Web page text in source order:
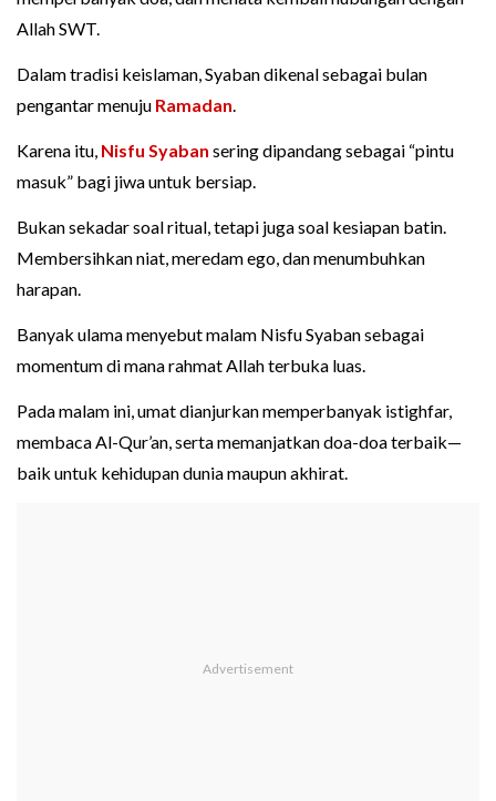
Allah SWT.
Dalam tradisi keislaman, Syaban dikenal sebagai bulan
pengantar menuju Ramadan.
Karena itu, Nisfu Syaban sering dipandang sebagai “pintu
masuk” bagi jiwa untuk bersiap.
Bukan sekadar soal ritual, tetapi juga soal kesiapan batin.
Membersihkan niat, meredam ego, dan menumbuhkan
harapan.
Banyak ulama menyebut malam Nisfu Syaban sebagai
momentum di mana rahmat Allah terbuka luas.
Pada malam ini, umat dianjurkan memperbanyak istighfar,
membaca Al-Qur’an, serta memanjatkan doa-doa terbaik—
baik untuk kehidupan dunia maupun akhirat.